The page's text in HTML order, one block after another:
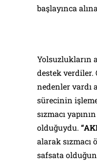
başlayınca
Yolsuzlukların
destek
nedenler vardı
sürecinin
sızmacı
olduğuydu.
alarak
safsata